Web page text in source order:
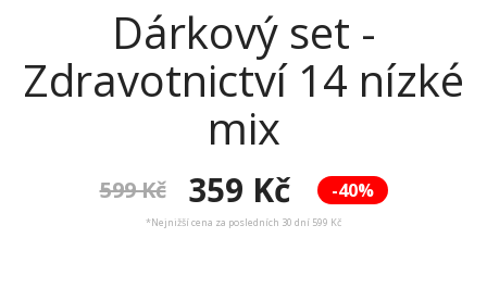
Dárkový set -
Zdravotnictví 14 nízké
mix
-40%
599 Kč 359 Kč
*Nejnižší cena za posledních 30 dní 599 Kč